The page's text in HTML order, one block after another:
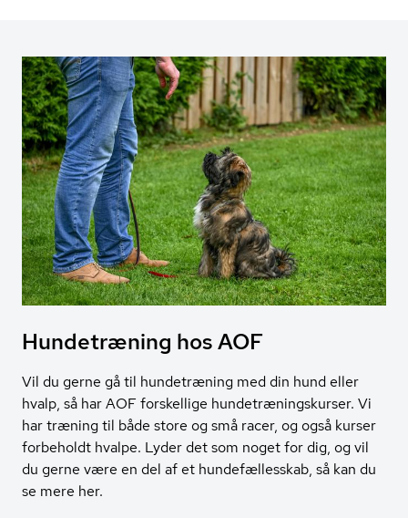
Hundetræning hos AOF
Vil du gerne gå til hundetræning med din hund eller
hvalp, så har AOF forskellige hundetræningskurser. Vi
har træning til både store og små racer, og også kurser
forbeholdt hvalpe. Lyder det som noget for dig, og vil
du gerne være en del af et hundefællesskab, så kan du
se mere her.